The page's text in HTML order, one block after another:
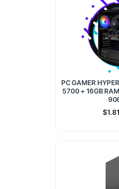
PC GAMER
5700 + 16GB
$